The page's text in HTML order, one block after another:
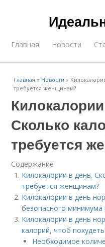
Главная Новости
Главная » Новости »
требуется женщинам?
Сколько
требуется
Содержание
Килокалории в день.
требуется женщинам?
Килокалории в день
безопасного минимума
Килокалории в день
калорий, чтоб
Необходимое